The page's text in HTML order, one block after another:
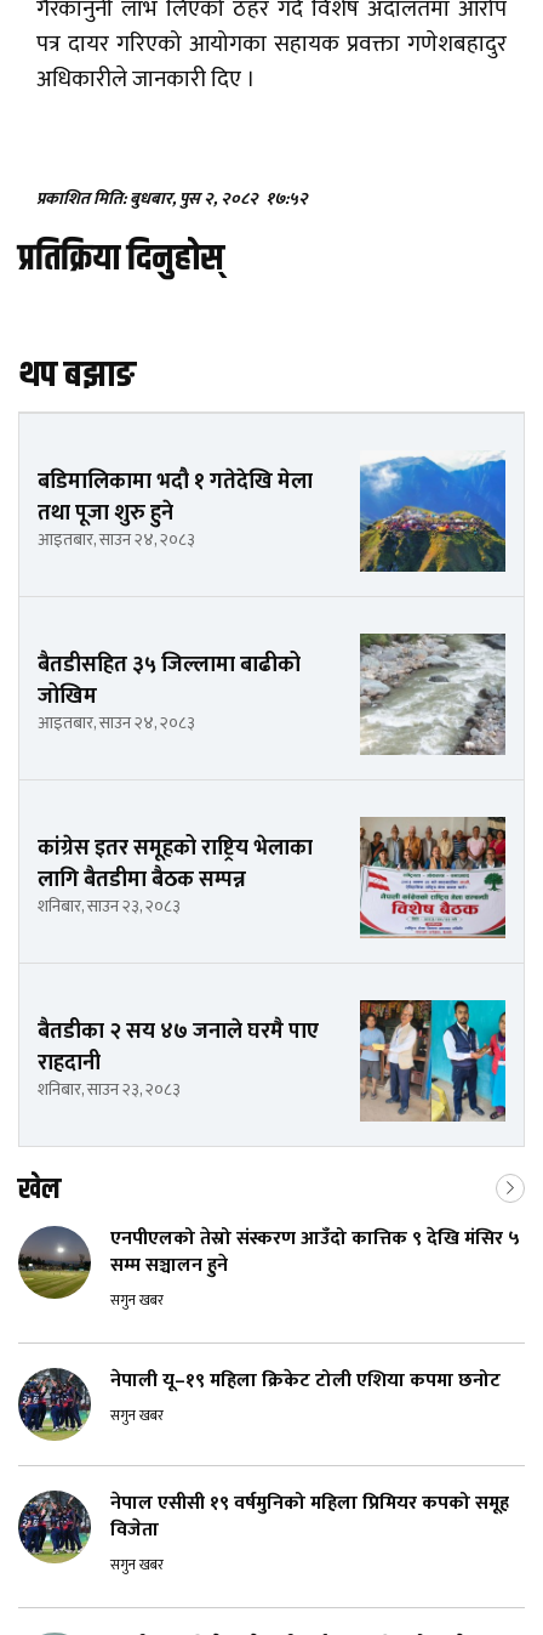
गैरकानुनी लाभ लिएको ठहर गर्दै विशेष अदालतमा आरोप
पत्र दायर गरिएको आयोगका सहायक प्रवक्ता गणेशबहादुर
अधिकारीले जानकारी दिए ।
प्रकाशित मिति: बुधबार, पुस २, २०८२ १७:५२
प्रतिक्रिया दिनुहोस्
थप बझाङ
बडिमालिकामा भदौ १ गतेदेखि मेला
तथा पूजा शुरु हुने
आइतबार, साउन २४, २०८३
बैतडीसहित ३५ जिल्लामा बाढीको
जोखिम
आइतबार, साउन २४, २०८३
कांग्रेस इतर समूहको राष्ट्रिय भेलाका
लागि बैतडीमा बैठक सम्पन्न
शनिबार, साउन २३, २०८३
बैतडीका २ सय ४७ जनाले घरमै पाए
राहदानी
शनिबार, साउन २३, २०८३
खेल
एनपीएलको तेस्रो संस्करण आउँदो कात्तिक ९ देखि मंसिर ५
सम्म सञ्चालन हुने
सगुन खबर
नेपाली यू–१९ महिला क्रिकेट टोली एशिया कपमा छनोट
सगुन खबर
नेपाल एसीसी १९ वर्षमुनिको महिला प्रिमियर कपको समूह
विजेता
सगुन खबर